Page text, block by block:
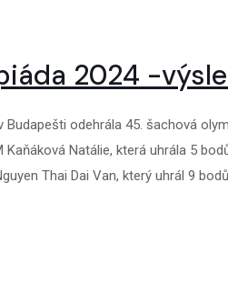
2024 -
Budapešti odehrála 45. šachová
Kaňáková Natálie, která uhrála 5
Thai Dai Van, který uhrál 9